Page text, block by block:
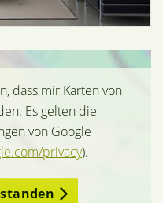
dass mir Karten von
Es gelten die
von Google
privacy).